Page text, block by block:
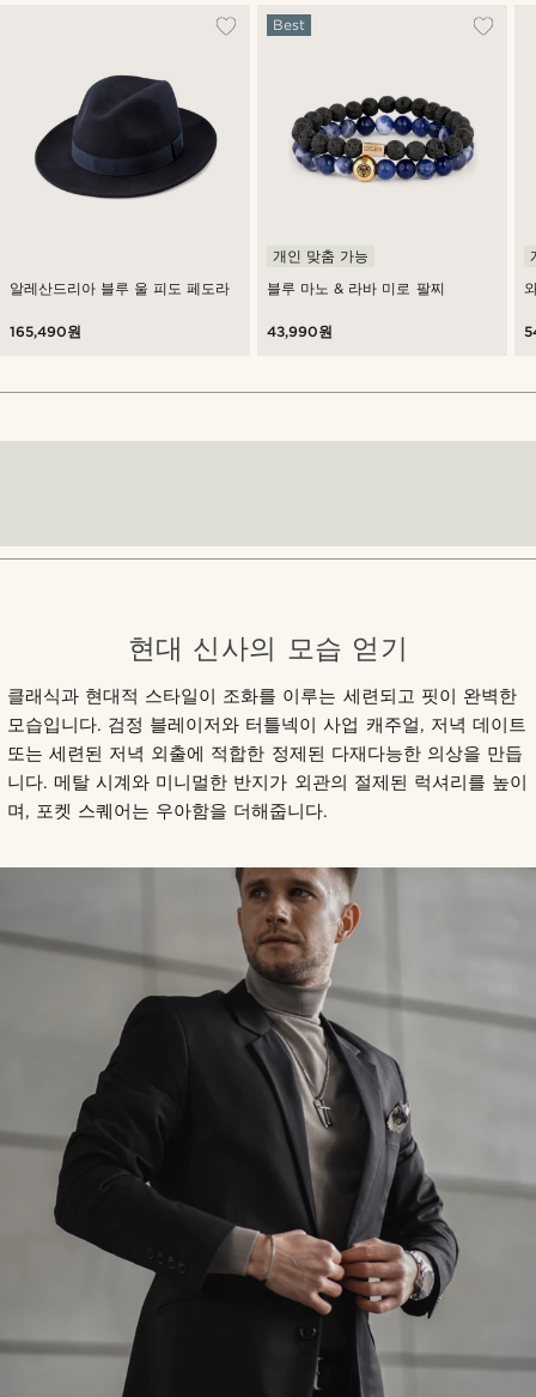
알레산드리아 블루 울 피도 페도라
165,490원
블루 마노 & 라바 미로 팔찌
Best
개인 맞춤 가능
43,990원
현대 신사의 모습 얻기
클래식과 현대적 스타일이 조화를 이루는 세련되고 핏이 완벽한
모습입니다. 검정 블레이저와 터틀넥이 사업 캐주얼, 저녁 데이트
또는 세련된 저녁 외출에 적합한 정제된 다재다능한 의상을 만듭
니다. 메탈 시계와 미니멀한 반지가 외관의 절제된 럭셔리를 높이
며, 포켓 스퀘어는 우아함을 더해줍니다.